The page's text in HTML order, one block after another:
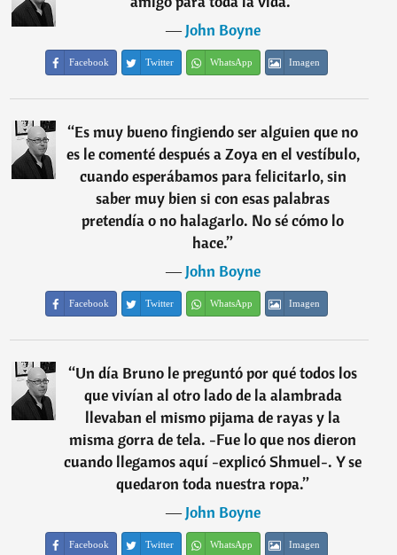
―John Boyne
Facebook Twitter WhatsApp Imagen
“Es muy bueno fingiendo ser alguien que no
es le comenté después a Zoya en el vestíbulo,
cuando esperábamos para felicitarlo, sin
saber muy bien si con esas palabras
pretendía o no halagarlo. No sé cómo lo
hace.”
―John Boyne
Facebook Twitter WhatsApp Imagen
“Un día Bruno le preguntó por qué todos los
que vivían al otro lado de la alambrada
llevaban el mismo pijama de rayas y la
misma gorra de tela. -Fue lo que nos dieron
cuando llegamos aquí -explicó Shmuel-. Y se
quedaron toda nuestra ropa.”
―John Boyne
Facebook Twitter WhatsApp Imagen